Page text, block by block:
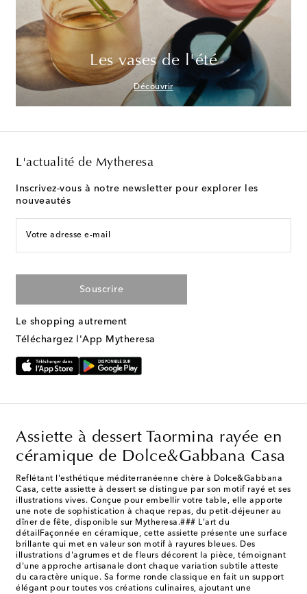
Les vases de l'été
Découvrir
L'actualité de Mytheresa
Inscrivez-vous à notre newsletter pour explorer les
nouveautés
Votre adresse e-mail
Souscrire
Le shopping autrement
Téléchargez l'App Mytheresa
Assiette à dessert Taormina rayée en
céramique de Dolce&Gabbana Casa
Reflétant l'esthétique méditerranéenne chère à Dolce&Gabbana
Casa, cette assiette à dessert se distingue par son motif rayé et ses
illustrations vives. Conçue pour embellir votre table, elle apporte
une note de sophistication à chaque repas, du petit-déjeuner au
dîner de fête, disponible sur Mytheresa.### L'art du
détailFaçonnée en céramique, cette assiette présente une surface
brillante qui met en valeur son motif à rayures bleues. Des
illustrations d'agrumes et de fleurs décorent la pièce, témoignant
d'une approche artisanale dont chaque variation subtile atteste
du caractère unique. Sa forme ronde classique en fait un support
élégant pour toutes vos créations culinaires, ajoutant une